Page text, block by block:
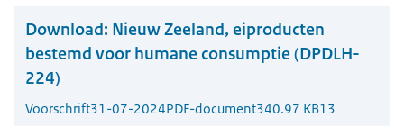
Download: Nieuw Zeeland, eiproducten
bestemd voor humane consumptie (DPDLH-
224)
Voorschrift31-07-2024PDF-document340.97 KB13